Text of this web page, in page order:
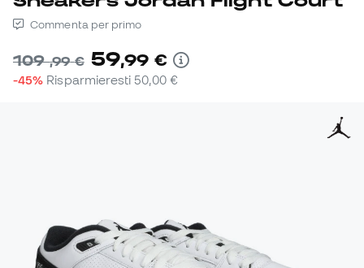
Commenta per primo
109,99 € 59,99 €
-45% Risparmieresti50,00 €